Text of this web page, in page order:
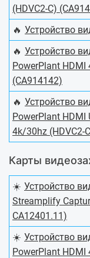
(HDVC2-C)
🔥 Устройство
🔥 Устройство
PowerPlant HDMI
(CA914142)
🔥 Устройство
PowerPlant HDMI
4k/30hz (HDVC2-
Карты
☀️ Устройство
Streamplify
CA12401.11)
☀️ Устройство
PowerPlant HDMI